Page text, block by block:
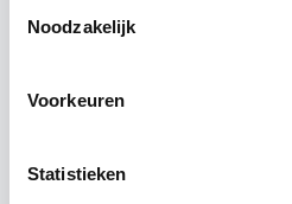
Noodzakelijk
Voorkeuren
Statistieken